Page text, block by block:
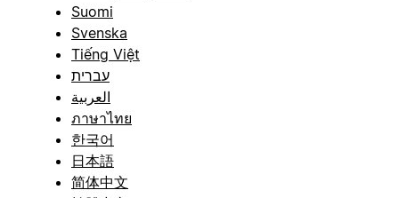
Suomi
Svenska
Tiếng Việt
עברית
العربية
ภาษาไทย
한국어
日本語
简体中文